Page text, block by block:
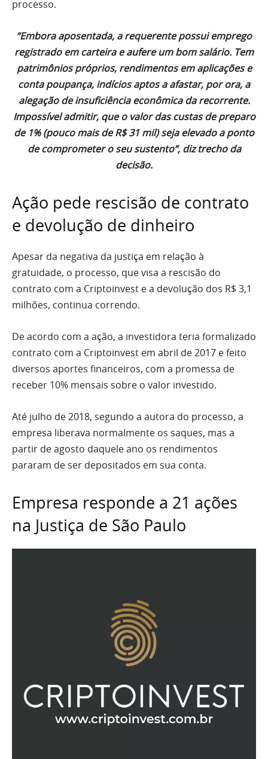
processo.
“Embora aposentada, a requerente possui emprego
registrado em carteira e aufere um bom salário. Tem
patrimônios próprios, rendimentos em aplicações e
conta poupança, indícios aptos a afastar, por ora, a
alegação de insuficiência econômica da recorrente.
Impossível admitir, que o valor das custas de preparo
de 1% (pouco mais de R$ 31 mil) seja elevado a ponto
de comprometer o seu sustento”, diz trecho da
decisão.
Ação pede rescisão de contrato
e devolução de dinheiro
Apesar da negativa da justiça em relação à
gratuidade, o processo, que visa a rescisão do
contrato com a Criptoinvest e a devolução dos R$ 3,1
milhões, continua correndo.
De acordo com a ação, a investidora teria formalizado
contrato com a Criptoinvest em abril de 2017 e feito
diversos aportes financeiros, com a promessa de
receber 10% mensais sobre o valor investido.
Até julho de 2018, segundo a autora do processo, a
empresa liberava normalmente os saques, mas a
partir de agosto daquele ano os rendimentos
pararam de ser depositados em sua conta.
Empresa responde a 21 ações
na Justiça de São Paulo